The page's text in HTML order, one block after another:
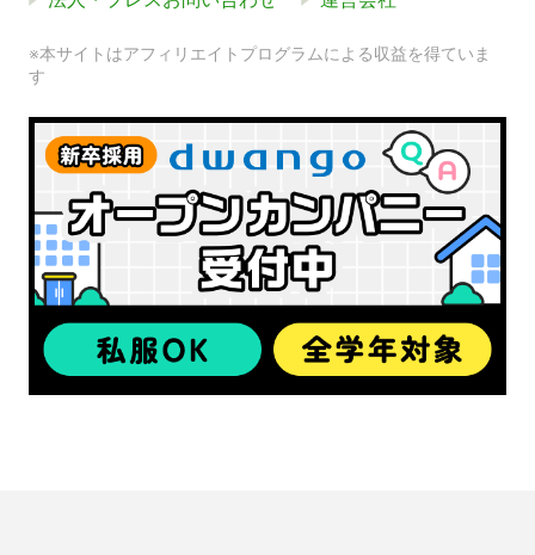
※本サイトはアフィリエイトプログラムによる収益を得ていま
す